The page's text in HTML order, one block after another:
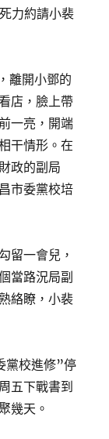
力約請小裴
離開小鄧的
店，臉上帶
一亮，開端
干情形。在
政的副局
市委黨校培
留一會兒，
當路況局副
絡瞭，小裴
黨校進修”停
五下戰書到
幾天。